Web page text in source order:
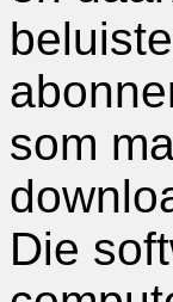
som
Die